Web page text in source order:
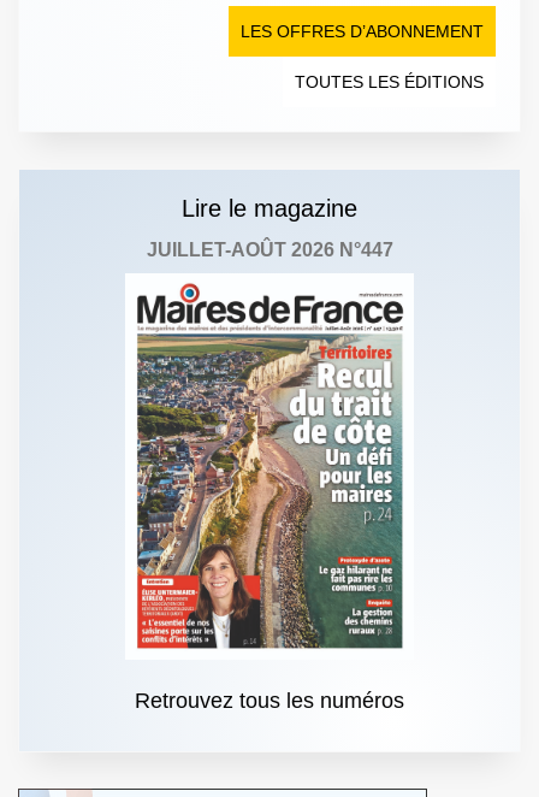
LES OFFRES D’ABONNEMENT
TOUTES LES ÉDITIONS
Lire le magazine
JUILLET-AOÛT 2026 N°447
Retrouvez tous les numéros